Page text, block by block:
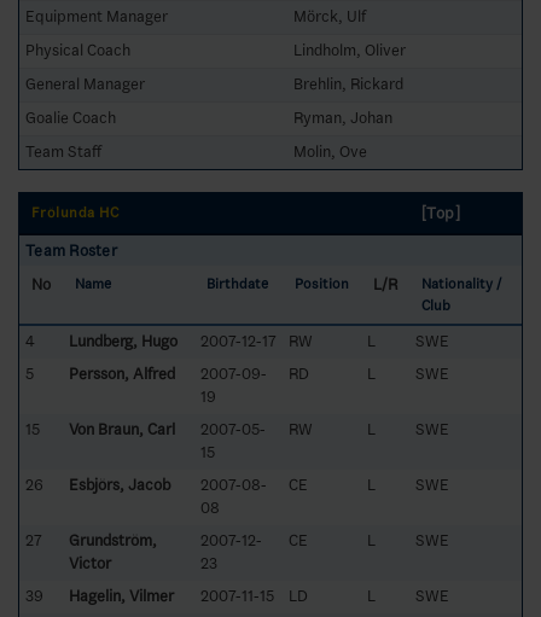
Equipment Manager
Mörck, Ulf
Physical Coach
Lindholm, Oliver
General Manager
Brehlin, Rickard
Goalie Coach
Ryman, Johan
Team Staff
Molin, Ove
Frölunda HC
[Top]
Team Roster
No
Name Birthdate Position L/R
Nationality /
Club
4 Lundberg, Hugo 2007-12-17 RW L
SWE
5
Persson, Alfred
2007-09-
19
RD L SWE
15 Von Braun, Carl
2007-05-
15
RW L SWE
26 Esbjörs, Jacob
2007-08-
08
CE L SWE
27
Grundström,
Victor
2007-12-
23
CE L SWE
39 Hagelin, Vilmer 2007-11-15 LD L SWE